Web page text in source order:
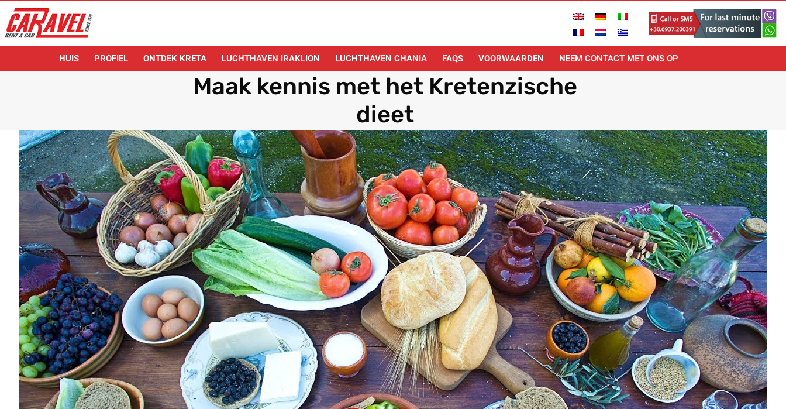
HUIS PROFIEL ONTDEK KRETA LUCHTHAVEN IRAKLION LUCHTHAVEN CHANIA FAQS VOORWAARDEN NEEM CONTACT MET ONS OP
Maak kennis met het Kretenzische
dieet